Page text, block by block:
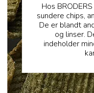
Hos
sundere chips,
De er blandt
og linser.
indeholder